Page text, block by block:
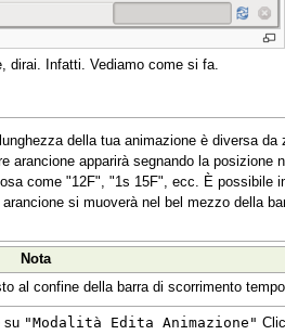
dirai. Infatti. Vediamo come si fa.
della tua animazione è diversa
apparirà segnando la
come "12F", "1s 15F", ecc. È possibile
si muoverà nel bel mezzo della
Nota
al confine della barra di scorrimento
su "Modalità Edita Animazione"